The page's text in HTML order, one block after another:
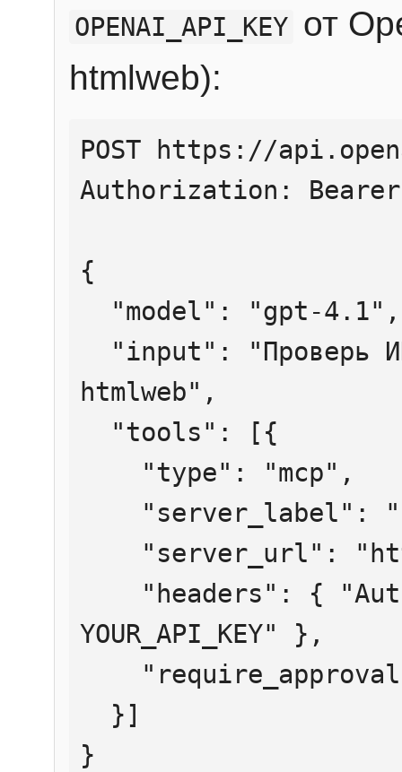
OPENAI_API_KEY от
htmlweb):
POST https://
Authorization:
{
htmlweb",
YOUR_API_KEY" },
}